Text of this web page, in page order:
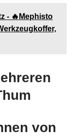
- 🔥Mephisto
von